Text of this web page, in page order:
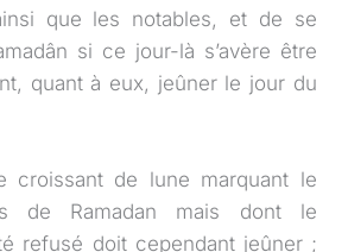
que les notables, et de se
si ce jour-là s’avère être
quant à eux, jeûner le jour du
croissant de lune marquant le
de Ramadan mais dont le
refusé doit cependant jeûner ;